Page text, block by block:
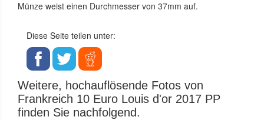
Münze weist einen Durchmesser von 37mm auf.
Diese Seite teilen unter:
Weitere, hochauflösende Fotos von
Frankreich 10 Euro Louis d'or 2017 PP
finden Sie nachfolgend.